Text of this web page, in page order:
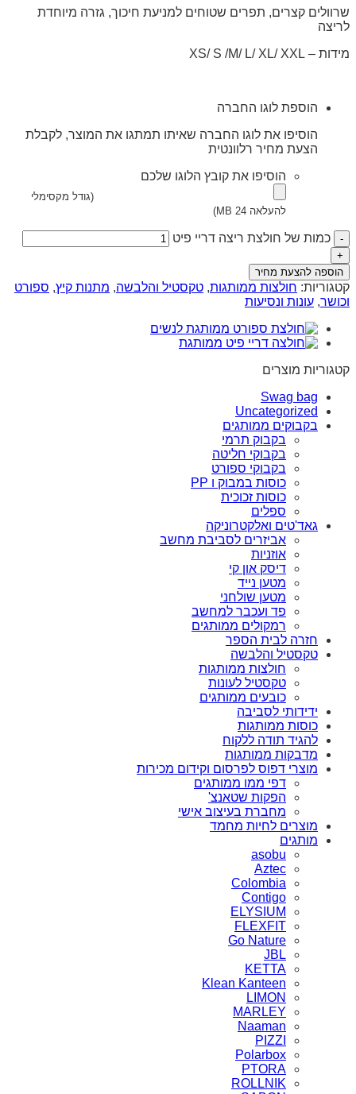
שרוולים קצרים, תפרים שטוחים למניעת חיכוך, גזרה מיוחדת
לריצה
מידות –
XS/ S /M/ L/ XL/ XXL
הוספת לוגו החברה
הוסיפו את לוגו החברה שאיתו תמתגו את המוצר, לקבלת
הצעת מחיר רלוונטית
הוסיפו את קובץ הלוגו שלכם
(גודל מקסימלי
להעלאה 24 MB)
כמות של חולצת ריצה דריי פיט
הוספה להצעת מחיר
קטגוריות: חולצות ממותגות, טקסטיל והלבשה, מתנות קיץ, ספורט
וכושר, עונות ונסיעות
קטגוריות מוצרים
Swag bag
Uncategorized
בקבוקים ממותגים
בקבוק תרמי
בקבוקי חליטה
בקבוקי ספורט
כוסות במבוק ו PP
כוסות זכוכית
ספלים
גאד'טים ואלקטרוניקה
אביזרים לסביבת מחשב
אוזניות
דיסק און קי
מטען נייד
מטען שולחני
פד ועכבר למחשב
רמקולים ממותגים
חזרה לבית הספר
טקסטיל והלבשה
חולצות ממותגות
טקסטיל לעונות
כובעים ממותגים
ידידותי לסביבה
כוסות ממותגות
להגיד תודה ללקוח
מדבקות ממותגות
מוצרי דפוס לפרסום וקידום מכירות
דפי ממו ממותגים
הפקות שטאנצ'
מחברת בעיצוב אישי
מוצרים לחיות מחמד
מותגים
asobu
Aztec
Colombia
Contigo
ELYSIUM
FLEXFIT
Go Nature
JBL
KETTA
Klean Kanteen
LIMON
MARLEY
Naaman
PIZZI
Polarbox
PTORA
ROLLNIK